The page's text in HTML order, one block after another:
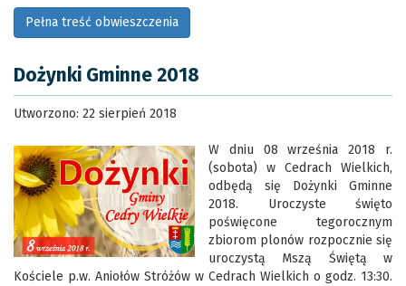
Pełna treść obwieszczenia
Dożynki Gminne 2018
Utworzono: 22 sierpień 2018
W dniu 08 września 2018 r.
(sobota) w Cedrach Wielkich,
odbędą się Dożynki Gminne
2018. Uroczyste święto
poświęcone tegorocznym
zbiorom plonów rozpocznie się
uroczystą Mszą Świętą w
Kościele p.w. Aniołów Stróżów w Cedrach Wielkich o godz. 13:30.